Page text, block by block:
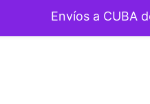
Envíos a CUBA